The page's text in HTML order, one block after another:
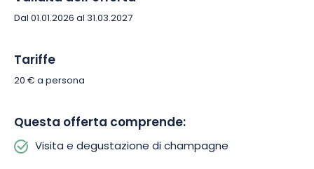
Dal 01.01.2026 al 31.03.2027
Tariffe
20 € a persona
Questa offerta comprende:
Visita e degustazione di champagne